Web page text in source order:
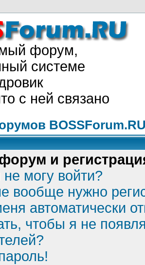
форум,
системе
с ней связано
и
могу войти?
вообще нужно
автоматически
чтобы я не